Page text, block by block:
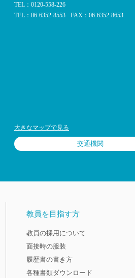
TEL：0120-558-226
TEL：06-6352-8553
FAX：06-6352-8653
大きなマップで見る
交通機関
教員を目指す方
教員の採用について
面接時の服装
履歴書の書き方
各種書類ダウンロード